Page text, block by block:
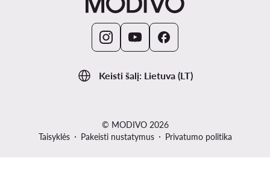
Keisti šalį: Lietuva (LT)
© MODIVO 2026
Taisyklės
Pakeisti nustatymus Privatumo politika